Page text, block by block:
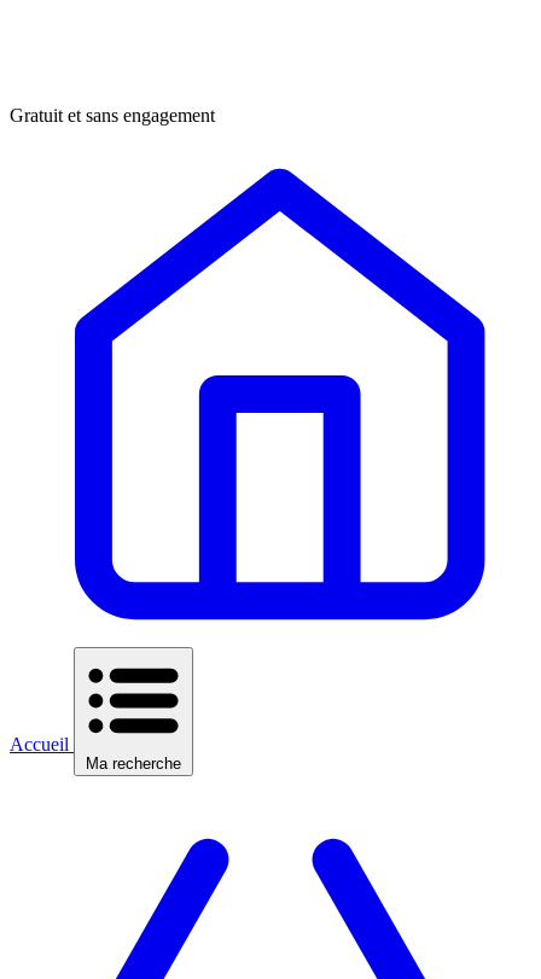
Gratuit et sans engagement
Accueil
Ma recherche